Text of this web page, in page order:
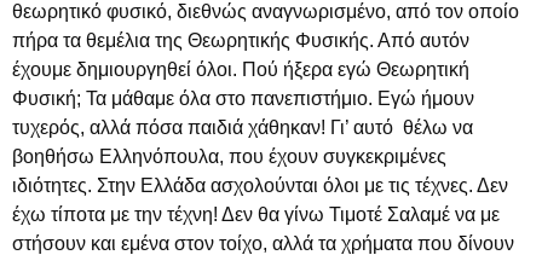
θεωρητικό φυσικό, διεθνώς αναγνωρισμένο, από τον οποίο
πήρα τα θεμέλια της Θεωρητικής Φυσικής. Από αυτόν
έχουμε δημιουργηθεί όλοι. Πού ήξερα εγώ Θεωρητική
Φυσική; Τα μάθαμε όλα στο πανεπιστήμιο. Εγώ ήμουν
τυχερός, αλλά πόσα παιδιά χάθηκαν! Γι’ αυτό θέλω να
βοηθήσω Ελληνόπουλα, που έχουν συγκεκριμένες
ιδιότητες. Στην Ελλάδα ασχολούνται όλοι με τις τέχνες. Δεν
έχω τίποτα με την τέχνη! Δεν θα γίνω Τιμοτέ Σαλαμέ να με
στήσουν και εμένα στον τοίχο, αλλά τα χρήματα που δίνουν